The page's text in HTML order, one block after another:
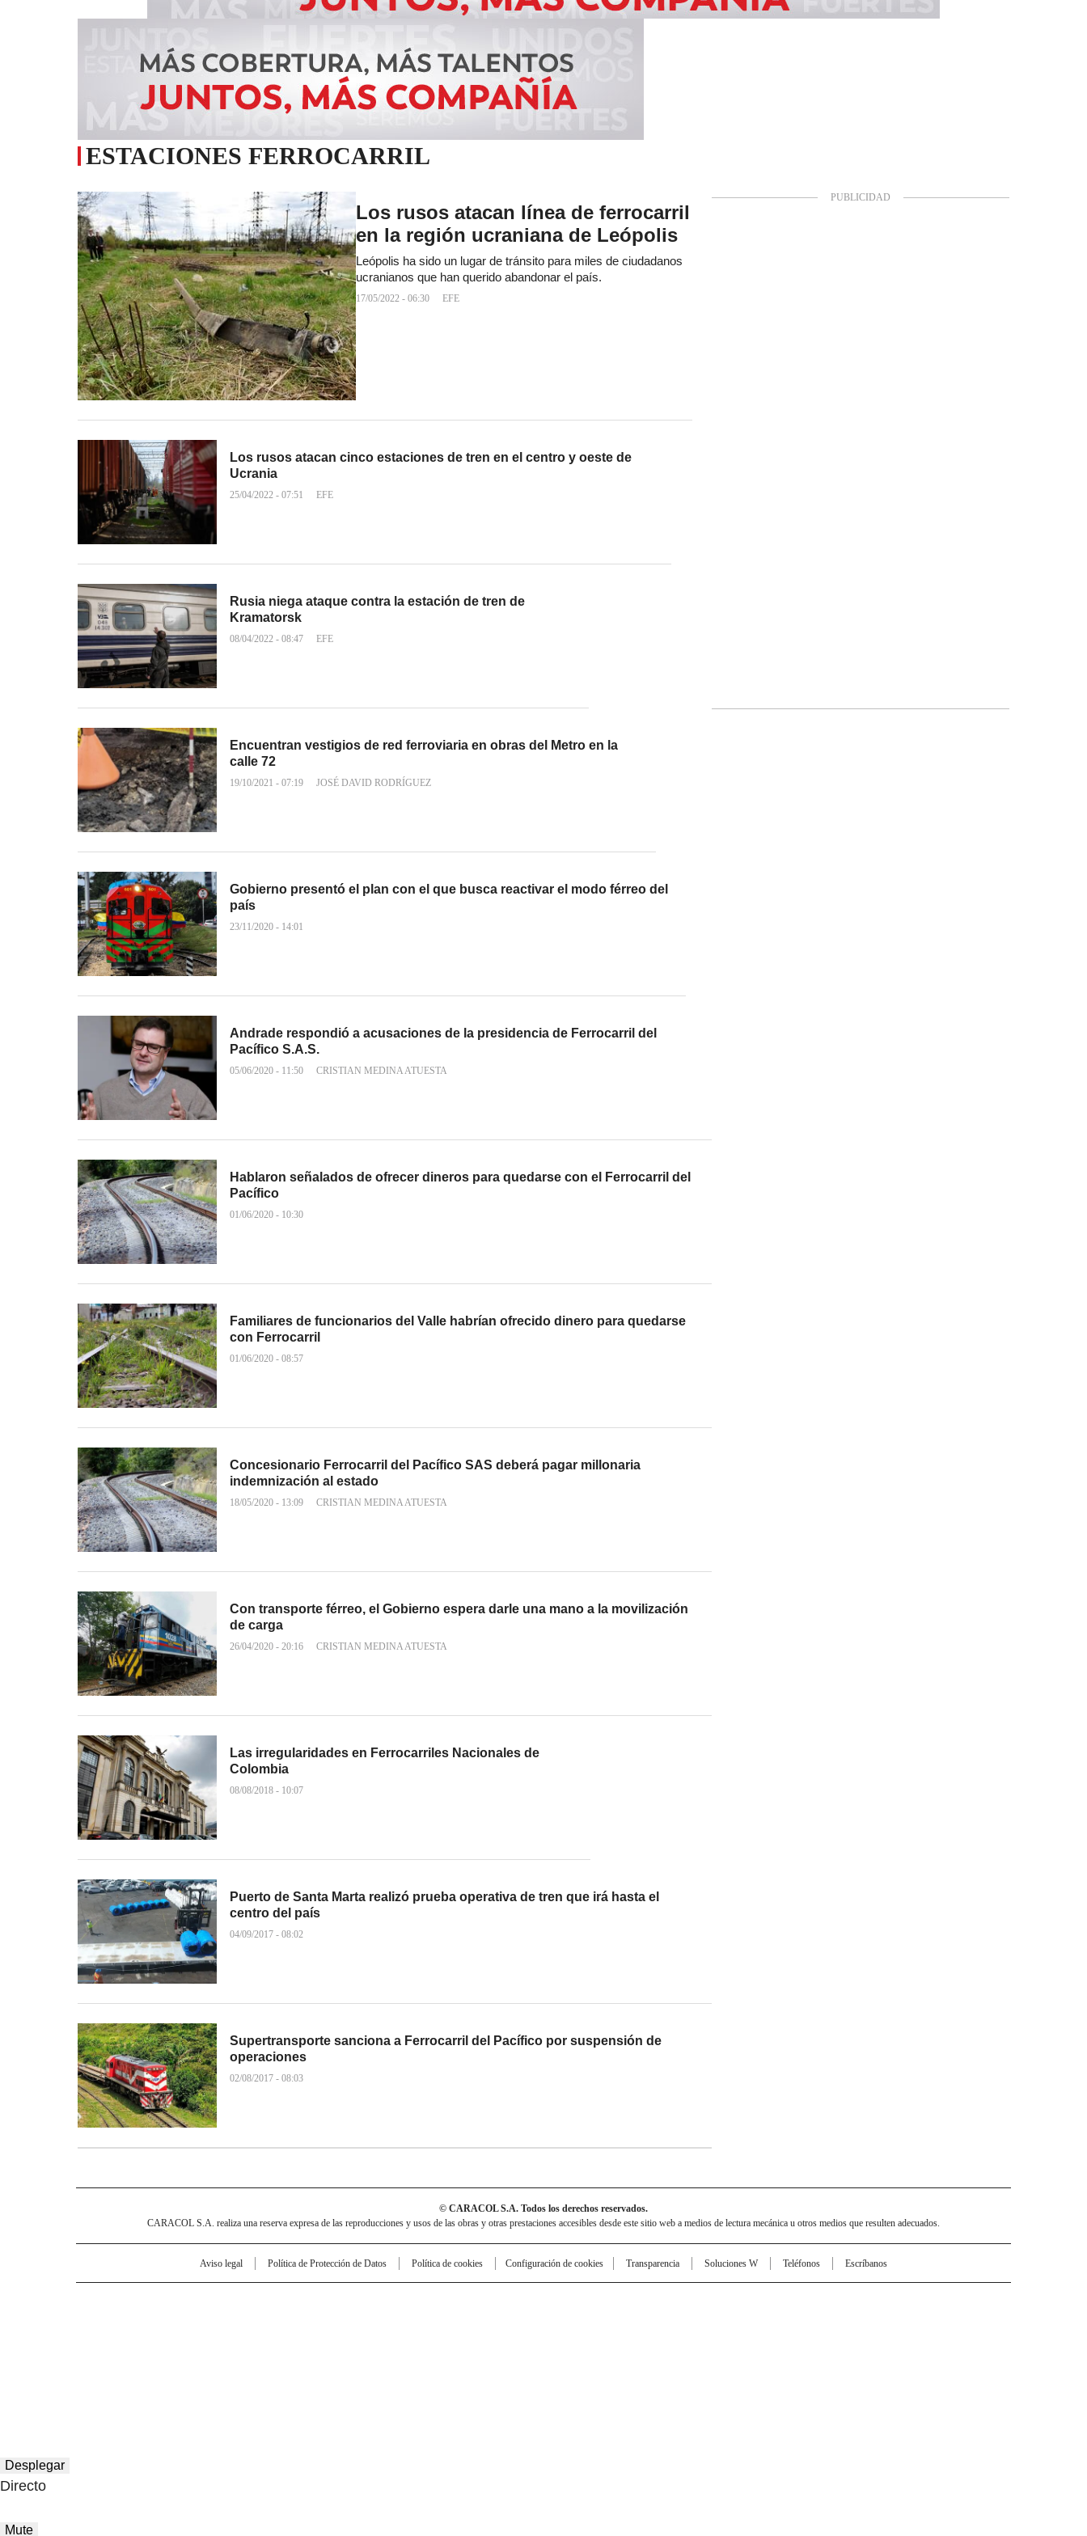
ESTACIONES FERROCARRIL
Los rusos atacan línea de ferrocarril
en la región ucraniana de Leópolis
Leópolis ha sido un lugar de tránsito para miles de ciudadanos
ucranianos que han querido abandonar el país.
17/05/2022 - 06:30 EFE
Los rusos atacan cinco estaciones de tren en el centro y oeste de
Ucrania
25/04/2022 - 07:51 EFE
Rusia niega ataque contra la estación de tren de
Kramatorsk
08/04/2022 - 08:47 EFE
Encuentran vestigios de red ferroviaria en obras del Metro en la
calle 72
19/10/2021 - 07:19 JOSÉ DAVID RODRÍGUEZ
Gobierno presentó el plan con el que busca reactivar el modo férreo del
país
23/11/2020 - 14:01
Andrade respondió a acusaciones de la presidencia de Ferrocarril del
Pacífico S.A.S.
05/06/2020 - 11:50 CRISTIAN MEDINA ATUESTA
Hablaron señalados de ofrecer dineros para quedarse con el Ferrocarril del
Pacífico
01/06/2020 - 10:30
Familiares de funcionarios del Valle habrían ofrecido dinero para quedarse
con Ferrocarril
01/06/2020 - 08:57
Concesionario Ferrocarril del Pacífico SAS deberá pagar millonaria
indemnización al estado
18/05/2020 - 13:09 CRISTIAN MEDINA ATUESTA
Con transporte férreo, el Gobierno espera darle una mano a la movilización
de carga
26/04/2020 - 20:16 CRISTIAN MEDINA ATUESTA
Las irregularidades en Ferrocarriles Nacionales de
Colombia
08/08/2018 - 10:07
Puerto de Santa Marta realizó prueba operativa de tren que irá hasta el
centro del país
04/09/2017 - 08:02
Supertransporte sanciona a Ferrocarril del Pacífico por suspensión de
operaciones
02/08/2017 - 08:03
© CARACOL S.A. Todos los derechos reservados.
CARACOL S.A. realiza una reserva expresa de las reproducciones y usos de las obras y otras prestaciones accesibles desde este sitio web a medios de lectura mecánica u otros medios que resulten adecuados.
Aviso legal Política de Protección de Datos Política de cookies Configuración de cookies Transparencia Soluciones W Teléfonos Escríbanos
Desplegar
Directo
Mute